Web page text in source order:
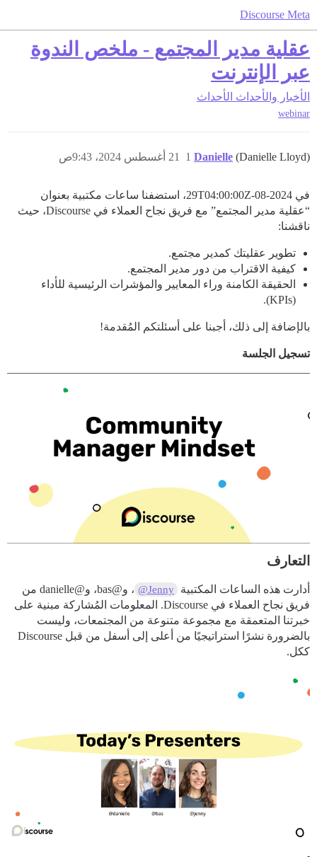
Discourse Meta
عقلية مدير المجتمع - ملخص الندوة
عبر الإنترنت
الأخبار والأحداث الأحداث
webinar
Danielle (Danielle Lloyd) 21 أغسطس 2024، 9:43ص 1
في 2024-08-29T04:00:00Z
، استضفنا ساعات مكتبية بعنوان
“عقلية مدير المجتمع” مع فريق نجاح العملاء في Discourse، حيث
ناقشنا:
تطوير عقليتك كمدير مجتمع.
كيفية الاقتراب من دور مدير المجتمع.
الحقيقة الكامنة وراء المعايير والمؤشرات الرئيسية للأداء
(KPIs).
بالإضافة إلى ذلك، أجبنا على أسئلتكم المُقدمة!
تسجيل الجلسة
التعارف
أدارت هذه الساعات المكتبية @Jenny
، و@bas، و@danielle من
فريق نجاح العملاء في Discourse. المعلومات المُشاركة مبنية على
خبرتنا المتعمقة مع مجموعة متنوعة من المجتمعات، وليست
بالضرورة نشرًا استراتيجيًا من أعلى إلى أسفل من قبل Discourse
ككل.